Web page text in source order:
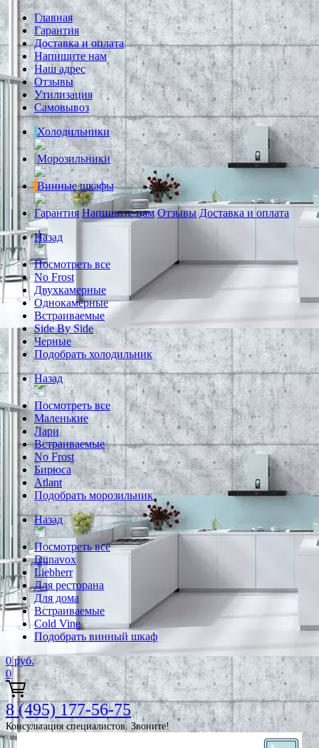
Главная
Гарантия
Доставка и оплата
Напишите нам
Наш адрес
Отзывы
Утилизация
Самовывоз
Холодильники
Морозильники
Винные шкафы
Гарантия Напишите нам Отзывы Доставка и оплата
Назад
Посмотреть все
No Frost
Двухкамерные
Однокамерные
Встраиваемые
Side By Side
Черные
Подобрать холодильник
Назад
Посмотреть все
Маленькие
Лари
Встраиваемые
No Frost
Бирюса
Atlant
Подобрать морозильник
Назад
Посмотреть все
Dunavox
Liebherr
Для ресторана
Для дома
Встраиваемые
Cold Vine
Подобрать винный шкаф
0 руб.
0
8 (495) 177-56-75
Консультация специалистов. Звоните!